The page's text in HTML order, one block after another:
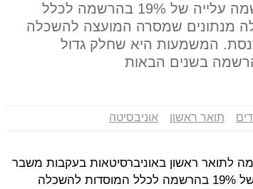
על רקע משבר הקורונה, נרשמה עלייה של 19% בהרשמה לכלל
מנתונים שמסרה המועצה להשכלה
המשמעות היא שחלק גדול
בשנים הבאות
תואר ראשון אוניבסיטה
בהרשמה לתואר ראשון באוניברסיטאות בעקבות משבר
הקורונה. בסך הכל נרשמה עלייה של 19% בהרשמה לכלל המוסדות להשכלה